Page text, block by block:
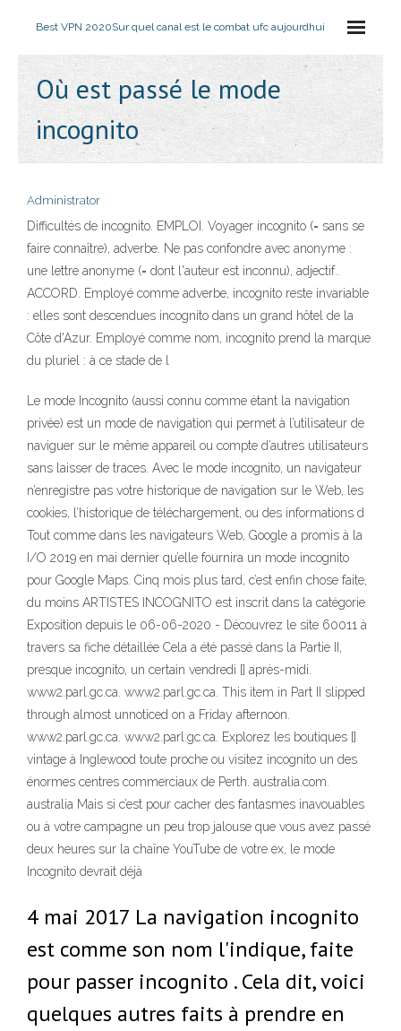
Best VPN 2020Sur quel canal est le combat ufc aujourdhui
Où est passé le mode
incognito
Administrator
Difficultés de incognito. EMPLOI. Voyager incognito (= sans se
faire connaître), adverbe. Ne pas confondre avec anonyme :
une lettre anonyme (= dont l'auteur est inconnu), adjectif..
ACCORD. Employé comme adverbe, incognito reste invariable
: elles sont descendues incognito dans un grand hôtel de la
Côte d'Azur. Employé comme nom, incognito prend la marque
du pluriel : à ce stade de l
Le mode Incognito (aussi connu comme étant la navigation
privée) est un mode de navigation qui permet à l’utilisateur de
naviguer sur le même appareil ou compte d’autres utilisateurs
sans laisser de traces. Avec le mode incognito, un navigateur
n’enregistre pas votre historique de navigation sur le Web, les
cookies, l’historique de téléchargement, ou des informations d
Tout comme dans les navigateurs Web, Google a promis à la
I/O 2019 en mai dernier qu’elle fournira un mode incognito
pour Google Maps. Cinq mois plus tard, c’est enfin chose faite,
du moins ARTISTES INCOGNITO est inscrit dans la catégorie
Exposition depuis le 06-06-2020 - Découvrez le site 60011 à
travers sa fiche détaillée Cela a été passé dans la Partie II,
presque incognito, un certain vendredi [] après-midi.
www2.parl.gc.ca. www2.parl.gc.ca. This item in Part II slipped
through almost unnoticed on a Friday afternoon.
www2.parl.gc.ca. www2.parl.gc.ca. Explorez les boutiques []
vintage à Inglewood toute proche ou visitez incognito un des
énormes centres commerciaux de Perth. australia.com.
australia Mais si c’est pour cacher des fantasmes inavouables
ou à votre campagne un peu trop jalouse que vous avez passé
deux heures sur la chaîne YouTube de votre ex, le mode
Incognito devrait déjà
4 mai 2017 La navigation incognito
est comme son nom l'indique, faite
pour passer incognito . Cela dit, voici
quelques autres faits à prendre en